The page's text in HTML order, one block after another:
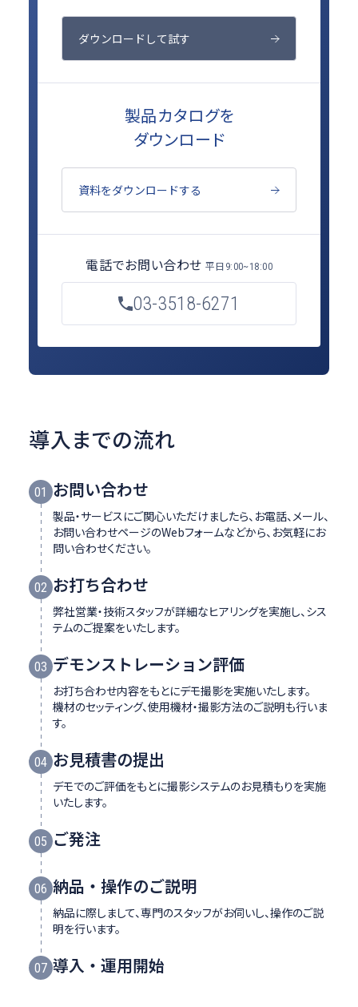
ダウンロードして試す
製品カタログを
ダウンロード
資料をダウンロードする
電話でお問い合わせ 平日 9:00~18:00
03-3518-6271
導入までの流れ
01 お問い合わせ
製品・サービスにご関心いただけましたら、お電話、メール、
お問い合わせページのWebフォームなどから、お気軽にお
問い合わせください。
02 お打ち合わせ
弊社営業・技術スタッフが詳細なヒアリングを実施し、シス
テムのご提案をいたします。
03 デモンストレーション評価
お打ち合わせ内容をもとにデモ撮影を実施いたします。
機材のセッティング、使用機材・撮影方法のご説明も行いま
す。
04 お見積書の提出
デモでのご評価をもとに撮影システムのお見積もりを実施
いたします。
05 ご発注
06 納品・操作のご説明
納品に際しまして、専門のスタッフがお伺いし、操作のご説
明を行います。
07 導入・運用開始